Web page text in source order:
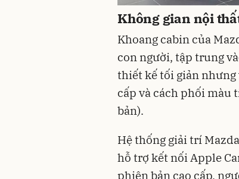
Không gian nội
Khoang cabin của
con người, tập trung
thiết kế tối giản nhưng
cấp và cách phối màu
bản).
Hệ thống giải trí
hỗ trợ kết nối Apple
phiên bản cao cấp,